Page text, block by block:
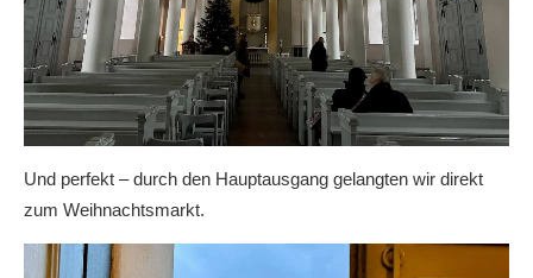
Und perfekt – durch den Hauptausgang gelangten wir direkt
zum Weihnachtsmarkt.